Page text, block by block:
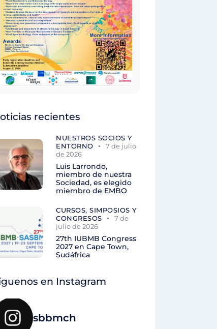
recientes
NUESTROS SOCIOS Y
ENTORNO
7 de julio
de 2026
Luis Larrondo,
miembro de nuestra
Sociedad, es elegido
miembro de EMBO
CURSOS, SIMPOSIOS Y
CONGRESOS
7 de
julio de 2026
27th IUBMB Congress
2027 en Cape Town,
Sudáfrica
en Instagram
sbbmch